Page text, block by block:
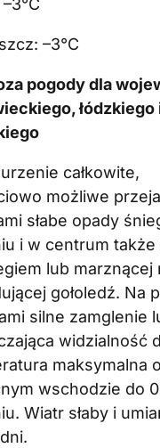
–3°C
pogody dla
łódzkiego
całkowite,
możliwe
słabe opady
i w centrum
lub marznącej
gołoledź. Na
silne zamglenie
widzialność
maksymalna
wschodzie do
Wiatr słaby i